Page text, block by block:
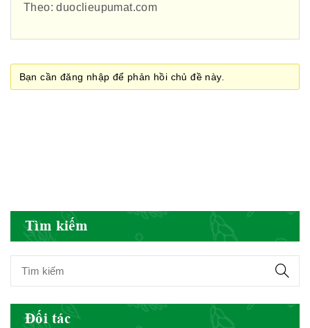
Theo: duoclieupumat.com
Bạn cần đăng nhập để phản hồi chủ đề này.
Tìm kiếm
Đối tác
BYT
Hội Đông Y Tỉnh Yên Bái